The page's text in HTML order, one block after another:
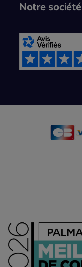
Notre société